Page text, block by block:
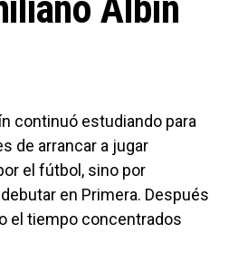
continuó estudiando para
de arrancar a jugar
el fútbol, sino por
en Primera. Después
el tiempo concentrados